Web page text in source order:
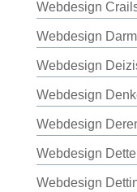
Webdesign
Webdesign
Webdesign
Webdesign
Webdesign
Webdesign
Webdesign